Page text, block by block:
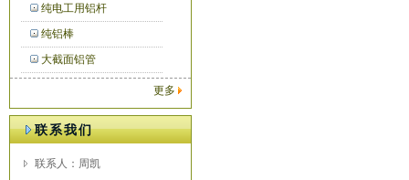
纯电工用铝杆
纯铝棒
大截面铝管
更多
联系我们
联系人：周凯